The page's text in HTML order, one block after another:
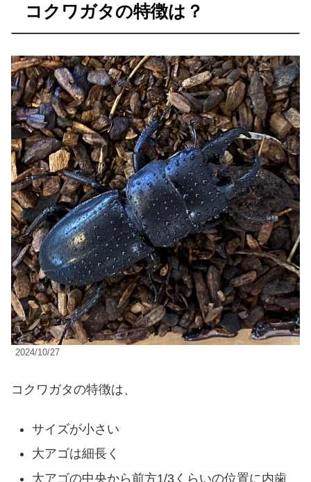
コクワガタの特徴は？
2024/10/27
コクワガタの特徴は、
サイズが小さい
大アゴは細長く
大アゴの中央から前方1/3くらいの位置に内歯